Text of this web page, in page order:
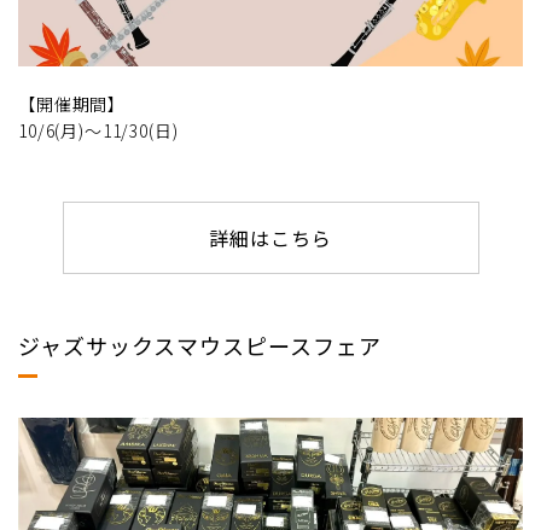
【開催期間】
10/6(月)～11/30(日)
詳細はこちら
ジャズサックスマウスピースフェア